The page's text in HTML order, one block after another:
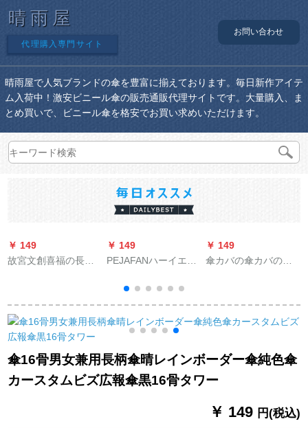
晴雨屋
代理購入専門サイト
お問い合わせ
晴雨屋で人気ブランドの傘を豊富に揃えております。毎日新作アイテ
ム入荷中！激安ビニール傘の販売通販代理サイトです。大量購入、ま
とめ買いで、ビニール傘を格安でお買い求めいただけます。
￥ 149
故宮文創喜福の長雨
￥ 149
PEJAFANハーイエイ
傘二重に厚みのある
自動長柄傘2つの大き
な傘屋外ゴフ傘超強
い防風晴雨兼用傘120
CM内の灰色のプラス
ティック製ハド（レ
ベルアープ版）
￥ 149
傘カバの傘カバの厚
の70*13 cm（500枚
入り）です。
傘16骨男女兼用長柄傘晴レインボーダー傘純色傘
カースタムビズ広報傘黒16骨タワー
￥ 149 円(税込)